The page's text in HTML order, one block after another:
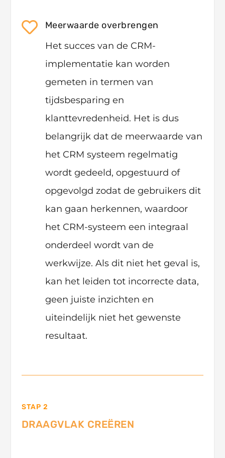

Meerwaarde overbrengen
Het succes van de CRM-
implementatie kan worden
gemeten in termen van
tijdsbesparing en
klanttevredenheid. Het is dus
belangrijk dat de meerwaarde van
het CRM systeem regelmatig
wordt gedeeld, opgestuurd of
opgevolgd zodat de gebruikers dit
kan gaan herkennen, waardoor
het CRM-systeem een integraal
onderdeel wordt van de
werkwijze. Als dit niet het geval is,
kan het leiden tot incorrecte data,
geen juiste inzichten en
uiteindelijk niet het gewenste
resultaat.
STAP 2
DRAAGVLAK CREËREN